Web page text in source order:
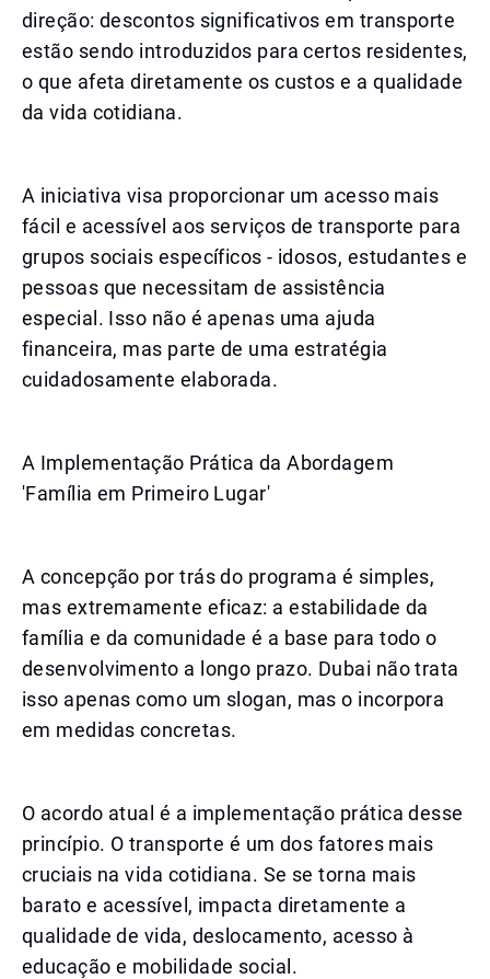
direção: descontos significativos em transporte
estão sendo introduzidos para certos residentes,
o que afeta diretamente os custos e a qualidade
da vida cotidiana.
A iniciativa visa proporcionar um acesso mais
fácil e acessível aos serviços de transporte para
grupos sociais específicos - idosos, estudantes e
pessoas que necessitam de assistência
especial. Isso não é apenas uma ajuda
financeira, mas parte de uma estratégia
cuidadosamente elaborada.
A Implementação Prática da Abordagem
'Família em Primeiro Lugar'
A concepção por trás do programa é simples,
mas extremamente eficaz: a estabilidade da
família e da comunidade é a base para todo o
desenvolvimento a longo prazo. Dubai não trata
isso apenas como um slogan, mas o incorpora
em medidas concretas.
O acordo atual é a implementação prática desse
princípio. O transporte é um dos fatores mais
cruciais na vida cotidiana. Se se torna mais
barato e acessível, impacta diretamente a
qualidade de vida, deslocamento, acesso à
educação e mobilidade social.